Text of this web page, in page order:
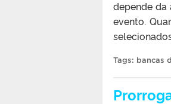
depende da
evento.
Tags: bancas